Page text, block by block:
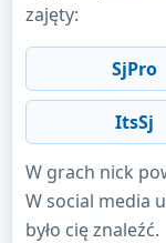
zajęty:
SjPro
ItsSj
W grach nick
W social media
było cię znaleźć.